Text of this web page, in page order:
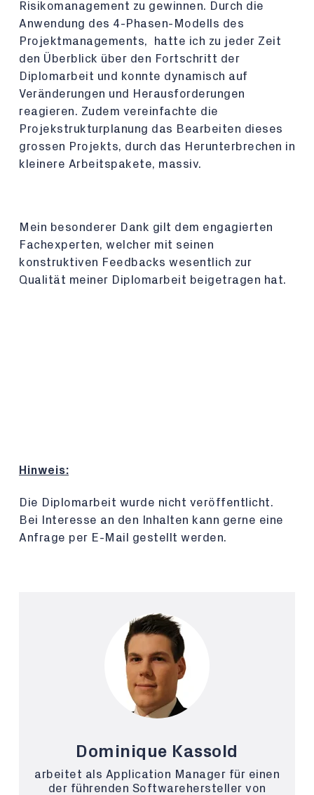
Risikomanagement zu gewinnen. Durch die
Anwendung des 4-Phasen-Modells des
Projektmanagements, hatte ich zu jeder Zeit
den Überblick über den Fortschritt der
Diplomarbeit und konnte dynamisch auf
Veränderungen und Herausforderungen
reagieren. Zudem vereinfachte die
Projekstrukturplanung das Bearbeiten dieses
grossen Projekts, durch das Herunterbrechen in
kleinere Arbeitspakete, massiv.
Mein besonderer Dank gilt dem engagierten
Fachexperten, welcher mit seinen
konstruktiven Feedbacks wesentlich zur
Qualität meiner Diplomarbeit beigetragen hat.
Hinweis:
Die Diplomarbeit wurde nicht veröffentlicht.
Bei Interesse an den Inhalten kann gerne eine
Anfrage per E-Mail gestellt werden.
Dominique Kassold
arbeitet als Application Manager für einen
der führenden Softwarehersteller von